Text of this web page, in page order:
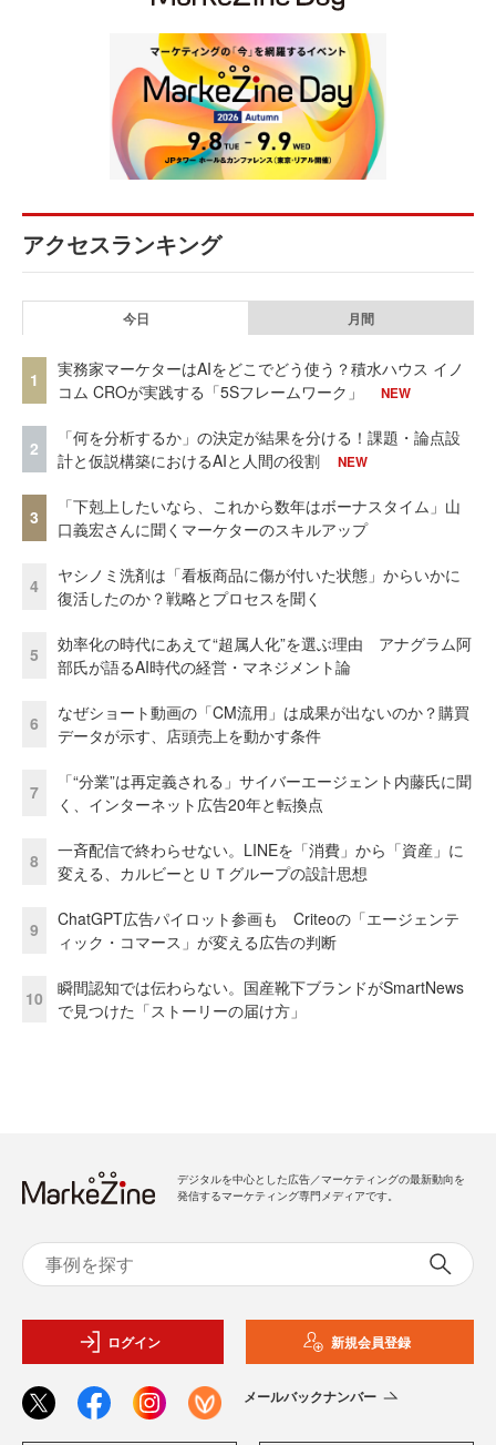
アクセスランキング
今日 月間
1
実務家マーケターはAIをどこでどう使う？積水ハウス イノ
コム CROが実践する「5Sフレームワーク」
NEW
2
「何を分析するか」の決定が結果を分ける！課題・論点設
計と仮説構築におけるAIと人間の役割
NEW
3
「下剋上したいなら、これから数年はボーナスタイム」山
口義宏さんに聞くマーケターのスキルアップ
4
ヤシノミ洗剤は「看板商品に傷が付いた状態」からいかに
復活したのか？戦略とプロセスを聞く
5
効率化の時代にあえて“超属人化”を選ぶ理由 アナグラム阿
部氏が語るAI時代の経営・マネジメント論
6
なぜショート動画の「CM流用」は成果が出ないのか？購買
データが示す、店頭売上を動かす条件
7
「“分業”は再定義される」サイバーエージェント内藤氏に聞
く、インターネット広告20年と転換点
8
一斉配信で終わらせない。LINEを「消費」から「資産」に
変える、カルビーとＵＴグループの設計思想
9
ChatGPT広告パイロット参画も Criteoの「エージェンテ
ィック・コマース」が変える広告の判断
10
瞬間認知では伝わらない。国産靴下ブランドがSmartNews
で見つけた「ストーリーの届け方」
デジタルを中心とした広告／マーケティングの最新動向を
発信するマーケティング専門メディアです。
ログイン 新規会員登録
メールバックナンバー